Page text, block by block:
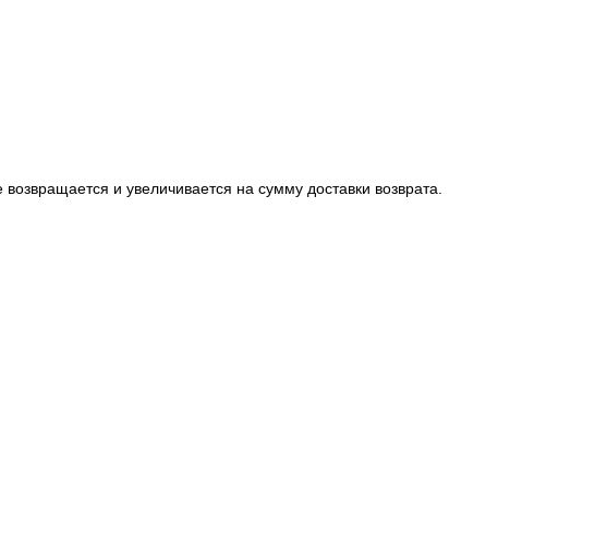
и увеличивается на сумму доставки возврата.